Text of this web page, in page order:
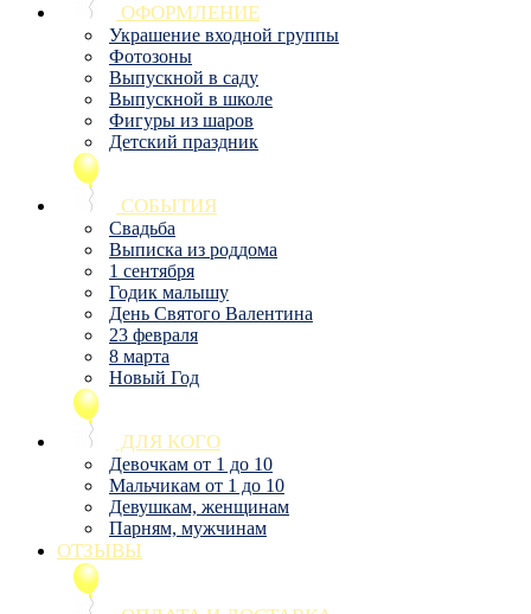
ОФОРМЛЕНИЕ
Украшение входной группы
Фотозоны
Выпускной в саду
Выпускной в школе
Фигуры из шаров
Детский праздник
СОБЫТИЯ
Свадьба
Выписка из роддома
1 сентября
Годик малышу
День Святого Валентина
23 февраля
8 марта
Новый Год
ДЛЯ КОГО
Девочкам от 1 до 10
Мальчикам от 1 до 10
Девушкам, женщинам
Парням, мужчинам
ОТЗЫВЫ